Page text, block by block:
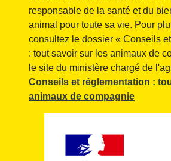
responsable de la santé et du
animal pour toute sa vie. Pour
consultez le dossier « Conseils
: tout savoir sur les animaux de
le site du ministère chargé de
Conseils et réglementation :
animaux de compagnie